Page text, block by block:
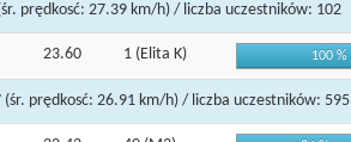
prędkosć: 27.39 km/h) / liczba uczestników: 102
23.60 1 (Elita K) 100 %
(śr. prędkosć: 26.91 km/h) / liczba uczestników: 595